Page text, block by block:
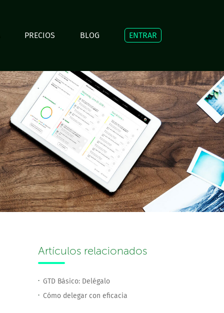
PRECIOS BLOG ENTRAR
Artículos relacionados
GTD Básico: Delégalo
Cómo delegar con eficacia